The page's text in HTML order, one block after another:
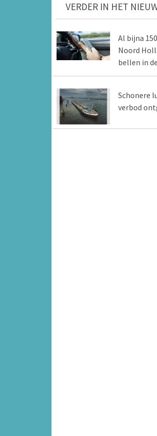
VERDER IN HET
Al bijna
Noord
bellen in
Schonere
verbod